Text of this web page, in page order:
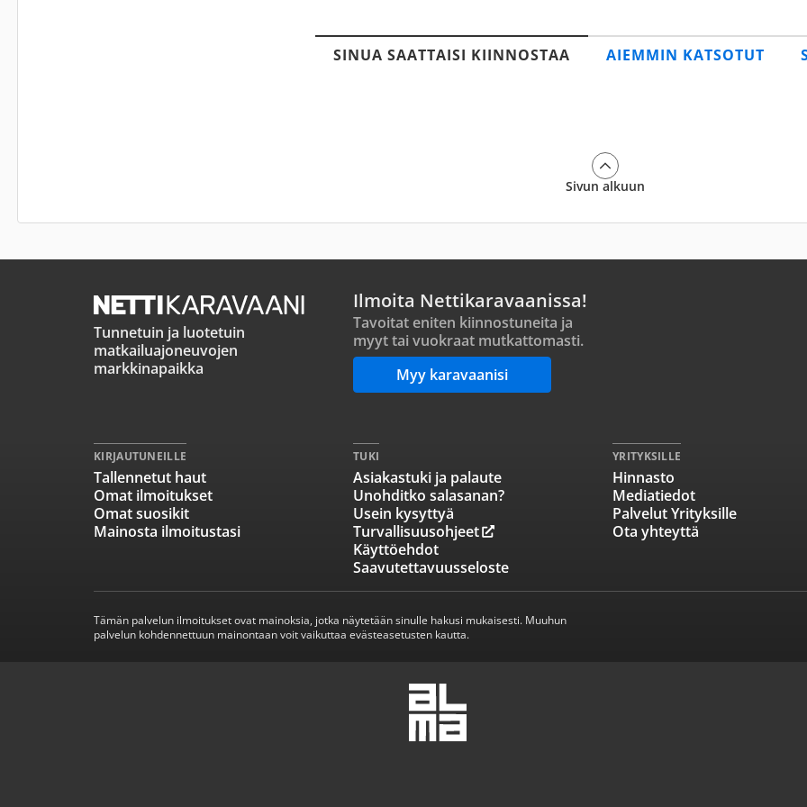
SINUA SAATTAISI KIINNOSTAA AIEMMIN KATSOTUT
Sivun alkuun
Tunnetuin ja luotetuin
matkailuajoneuvojen
markkinapaikka
Ilmoita Nettikaravaanissa!
Tavoitat eniten kiinnostuneita ja
myyt tai vuokraat mutkattomasti.
Myy karavaanisi
KIRJAUTUNEILLE
Tallennetut haut
Omat ilmoitukset
Omat suosikit
Mainosta ilmoitustasi
TUKI
Asiakastuki ja palaute
Unohditko salasanan?
Usein kysyttyä
Turvallisuusohjeet
Käyttöehdot
Saavutettavuusseloste
YRITYKSILLE
Hinnasto
Mediatiedot
Palvelut Yrityksille
Ota yhteyttä
Tämän palvelun ilmoitukset ovat mainoksia, jotka näytetään sinulle hakusi mukaisesti. Muuhun
palvelun kohdennettuun mainontaan voit vaikuttaa evästeasetusten kautta.